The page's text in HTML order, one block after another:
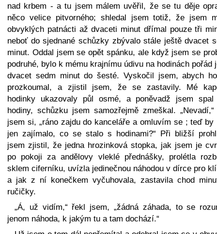
nad krbem - a tu jsem málem uvěřil, že se tu děje
něco velice pitvorného; shledal jsem totiž, že jsem
obvyklých patnácti až dvaceti minut dřímal pouze tři
neboť do sjednané schůzky zbývalo stále ještě dvacet
minut. Oddal jsem se opět spánku, ale když jsem se
podruhé, bylo k mému krajnímu údivu na hodinách pořád
dvacet sedm minut do šesté. Vyskočil jsem, abych
prozkoumal, a zjistil jsem, že se zastavily. Mé
hodinky ukazovaly půl osmé, a poněvadž jsem spal
hodiny, schůzku jsem samozřejmě zmeškal.
jsem si, „ráno zajdu do kanceláře a omluvím se ; teď by
jen zajímalo, co se stalo s hodinami?“ Při bližší
jsem zjistil, že jedna hrozinková stopka, jak jsem je
po pokoji za andělovy vleklé přednášky, prolétla
sklem ciferníku, uvízla jedinečnou náhodou v dírce pro
a jak z ní konečkem vyčuhovala, zastavila chod
ručičky.
„Á, už vidím,“ řekl jsem, „žádná záhada, to se
jenom náhoda, k jakým tu a tam dochází.“